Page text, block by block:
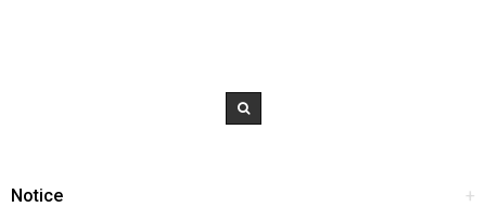
+
Notice